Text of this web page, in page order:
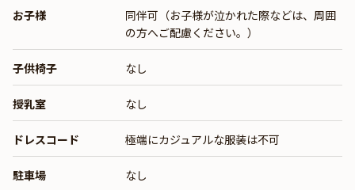
お子様
同伴可（お子様が泣かれた際などは、周囲
の方へご配慮ください。）
子供椅子 なし
授乳室 なし
ドレスコード 極端にカジュアルな服装は不可
駐車場 なし